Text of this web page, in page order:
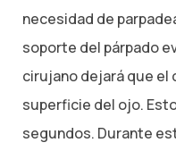
necesidad de
soporte del párpado
cirujano dejará que el
superficie del ojo.
segundos. Durante